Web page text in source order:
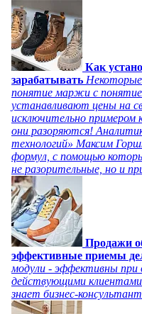
Как
зарабатывать
понятие маржи с
устанавливают цены на
исключительно примером
они разоряются!
технологий» Максим
формул, с помощью
не разорительные, но и
Продажи
эффективные приемы
модули - эффективны
действующими клиентами
знает бизнес-